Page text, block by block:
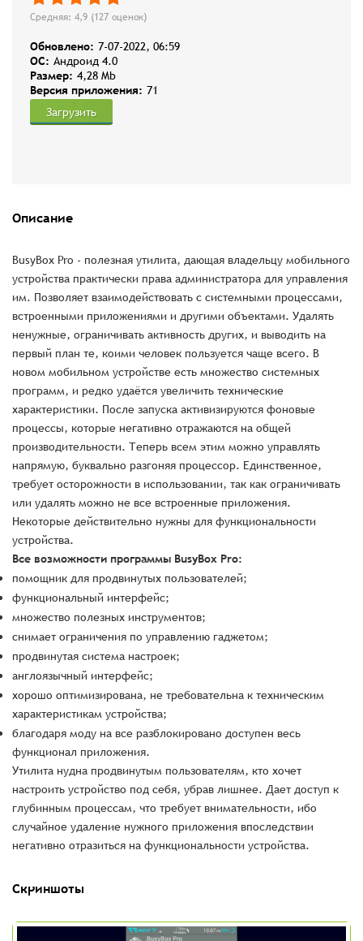
Средняя: 4,9 (127 оценок)
Обновлено: 7-07-2022, 06:59
OC: Андроид 4.0
Размер: 4,28 Mb
Версия приложения: 71
Загрузить
Описание
BusyBox Pro - полезная утилита, дающая владельцу мобильного
устройства практически права администратора для управления
им. Позволяет взаимодействовать с системными процессами,
встроенными приложениями и другими объектами. Удалять
ненужные, ограничивать активность других, и выводить на
первый план те, коими человек пользуется чаще всего. В
новом мобильном устройстве есть множество системных
программ, и редко удаётся увеличить технические
характеристики. После запуска активизируются фоновые
процессы, которые негативно отражаются на общей
производительности. Теперь всем этим можно управлять
напрямую, буквально разгоняя процессор. Единственное,
требует осторожности в использовании, так как ограничивать
или удалять можно не все встроенные приложения.
Некоторые действительно нужны для функциональности
устройства.
Все возможности программы BusyBox Pro:
помощник для продвинутых пользователей;
функциональный интерфейс;
множество полезных инструментов;
снимает ограничения по управлению гаджетом;
продвинутая система настроек;
англоязычный интерфейс;
хорошо оптимизирована, не требовательна к техническим
характеристикам устройства;
благодаря моду на все разблокировано доступен весь
функционал приложения.
Утилита нудна продвинутым пользователям, кто хочет
настроить устройство под себя, убрав лишнее. Дает доступ к
глубинным процессам, что требует внимательности, ибо
случайное удаление нужного приложения впоследствии
негативно отразиться на функциональности устройства.
Скриншоты